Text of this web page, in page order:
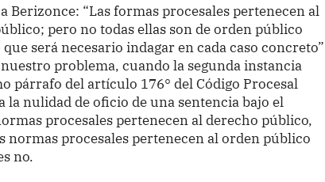
Berizonce: “Las formas procesales pertenecen al
pero no todas ellas son de orden público
será necesario indagar en cada caso concreto”
problema, cuando la segunda instancia
párrafo del artículo 176° del Código Procesal
la nulidad de oficio de una sentencia bajo el
procesales pertenecen al derecho público,
normas procesales pertenecen al orden público
no.